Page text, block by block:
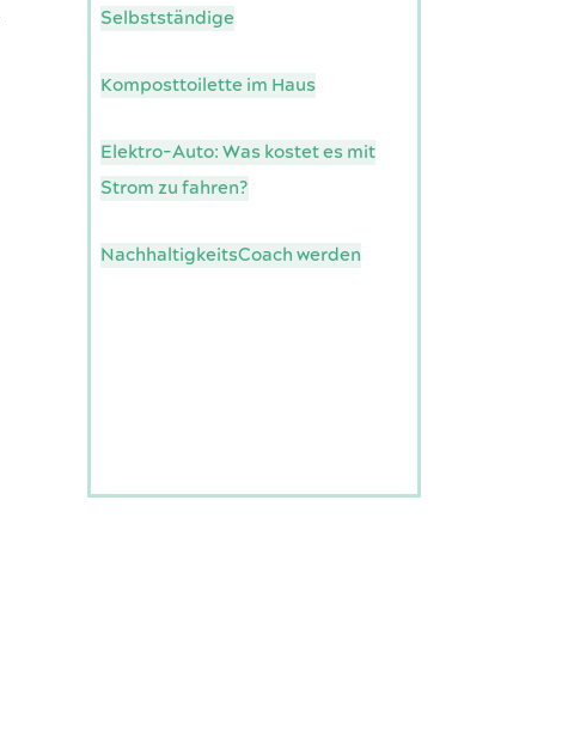
Selbstständige
Komposttoilette im Haus
Elektro-Auto: Was kostet es mit
Strom zu fahren?
NachhaltigkeitsCoach werden